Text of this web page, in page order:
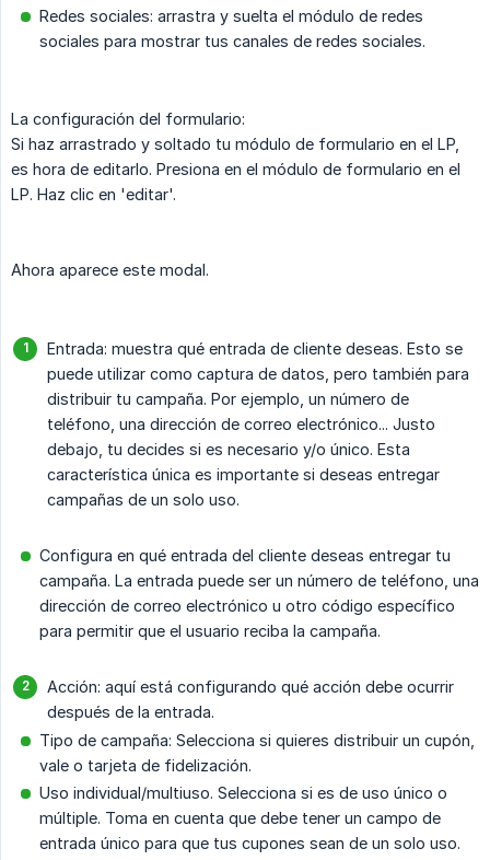
Redes sociales: arrastra y suelta el módulo de redes
sociales para mostrar tus canales de redes sociales.
La configuración del formulario:
Si haz arrastrado y soltado tu módulo de formulario en el LP,
es hora de editarlo. Presiona en el módulo de formulario en el
LP. Haz clic en 'editar'.
Ahora aparece este modal.
Entrada: muestra qué entrada de cliente deseas. Esto se
puede utilizar como captura de datos, pero también para
distribuir tu campaña. Por ejemplo, un número de
teléfono, una dirección de correo electrónico... Justo
debajo, tu decides si es necesario y/o único. Esta
característica única es importante si deseas entregar
campañas de un solo uso.
Configura en qué entrada del cliente deseas entregar tu
campaña. La entrada puede ser un número de teléfono, una
dirección de correo electrónico u otro código específico
para permitir que el usuario reciba la campaña.
Acción: aquí está configurando qué acción debe ocurrir
después de la entrada.
Tipo de campaña: Selecciona si quieres distribuir un cupón,
vale o tarjeta de fidelización.
Uso individual/multiuso. Selecciona si es de uso único o
múltiple. Toma en cuenta que debe tener un campo de
entrada único para que tus cupones sean de un solo uso.